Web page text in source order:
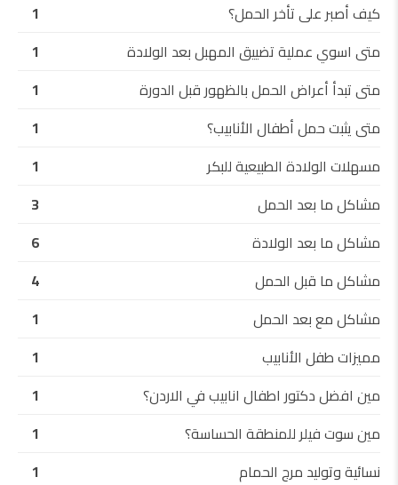
كيف أصبر على تأخر الحمل؟
1
متى اسوي عملية تضييق المهبل بعد الولادة
1
متى تبدأ أعراض الحمل بالظهور قبل الدورة
1
متى يثبت حمل أطفال الأنابيب؟
1
مسهلات الولادة الطبيعية للبكر
1
مشاكل ما بعد الحمل
3
مشاكل ما بعد الولادة
6
مشاكل ما قبل الحمل
4
مشاكل مع بعد الحمل
1
مميزات طفل الأنابيب
1
مين افضل دكتور اطفال انابيب في الاردن؟
1
مين سوت فيلر للمنطقة الحساسة؟
1
نسائية وتوليد مرج الحمام
1